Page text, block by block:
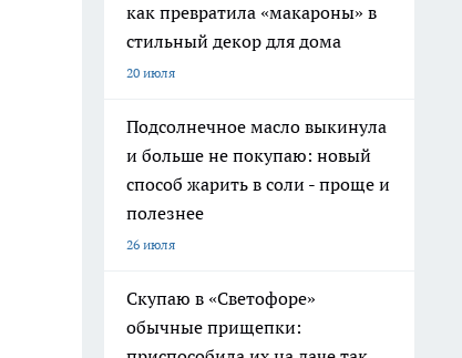
как превратила «макароны» в
стильный декор для дома
20 июля
Подсолнечное масло выкинула
и больше не покупаю: новый
способ жарить в соли - проще и
полезнее
26 июля
Скупаю в «Светофоре»
обычные прищепки: